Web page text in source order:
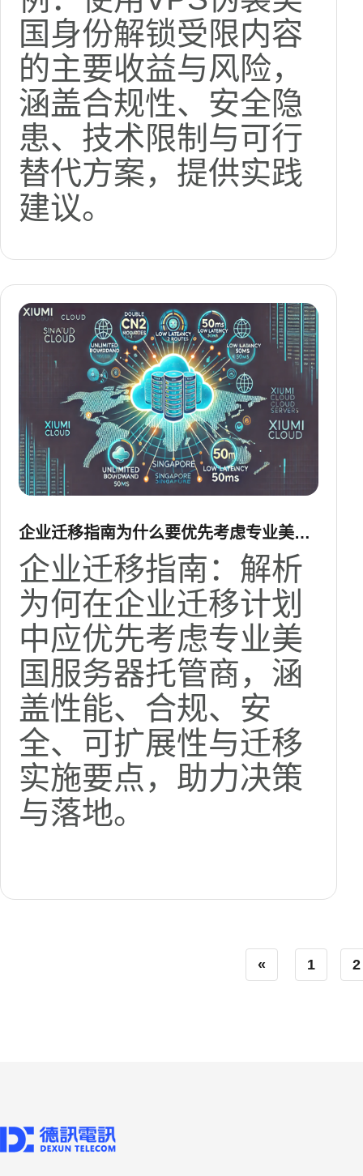
国身份解锁受限内容
的主要收益与风险，
涵盖合规性、安全隐
患、技术限制与可行
替代方案，提供实践
建议。
企业迁移指南为什么要优先考虑专业美国
服务器托管商
企业迁移指南：解析
为何在企业迁移计划
中应优先考虑专业美
国服务器托管商，涵
盖性能、合规、安
全、可扩展性与迁移
实施要点，助力决策
与落地。
« 1 2